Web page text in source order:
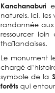
Kanchanaburi
naturels. Ici,
randonnée
ressourcer
thaïlandaises.
Le monument
chargé
symbole de la
forêts qui